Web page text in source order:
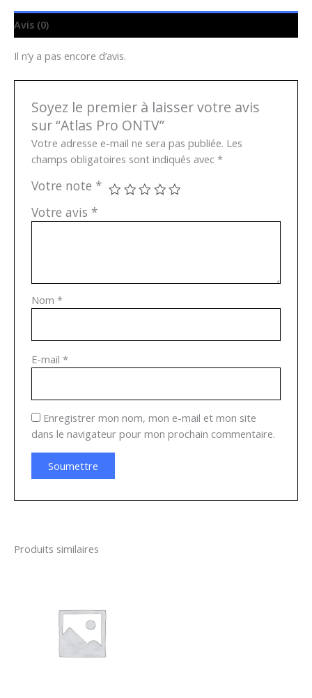
Avis (0)
Il n’y a pas encore d’avis.
Soyez le premier à laisser votre avis
sur “Atlas Pro ONTV”
Votre adresse e-mail ne sera pas publiée. Les
champs obligatoires sont indiqués avec*
Votre note *
Votre avis *
Nom*
E-mail*
Enregistrer mon nom, mon e-mail et mon site
dans le navigateur pour mon prochain commentaire.
Produits similaires